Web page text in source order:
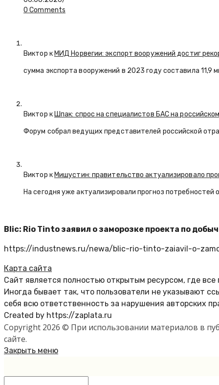
0 Comments
Виктор кМИД Норвегии: экспорт вооружений достиг
сумма экспорта вооружений в 2023 году составила 11,9
Виктор кШпак: спрос на специалистов БАС на
Форум собрал ведущих представителей российской
Виктор кМишустин: правительство актуализировало
На сегодня уже актуализировали прогноз
Blic: Rio Tinto заявил о заморозке проекта по
https://industnews.ru/newa/blic-rio-tinto-zaiavil-o-
Карта сайта
Сайт является полностью открытым ресурсом, где
Иногда бывает так, что пользователи не указывают
себя всю ответственность за нарушения авторских
Created by https://zaplata.ru
Copyright 2026 © При использовании материалов в
сайте.
Закрыть меню